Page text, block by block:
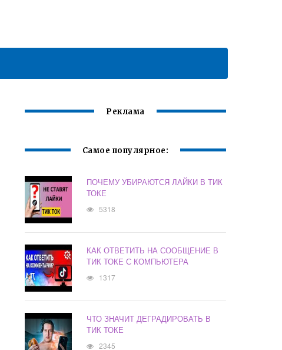
Реклама
Самое популярное:
ПОЧЕМУ УБИРАЮТСЯ ЛАЙКИ В ТИК
ТОКЕ
5318
КАК ОТВЕТИТЬ НА СООБЩЕНИЕ В
ТИК ТОКЕ С КОМПЬЮТЕРА
1317
ЧТО ЗНАЧИТ ДЕГРАДИРОВАТЬ В
ТИК ТОКЕ
2345